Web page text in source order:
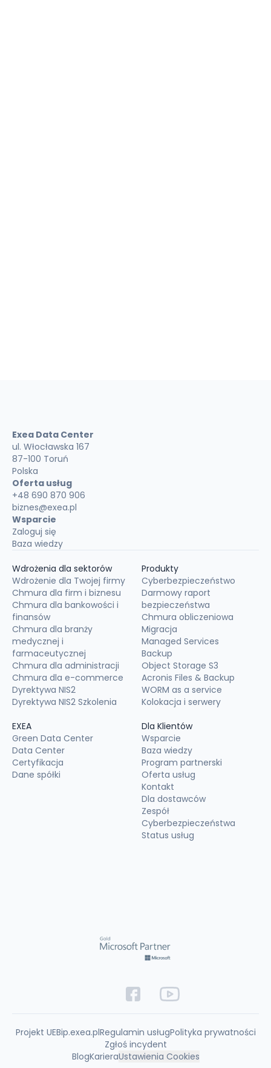
Exea Data Center
ul. Włocławska 167
87-100 Toruń
Polska
Oferta usług
+48 690 870 906
biznes@exea.pl
Wsparcie
Zaloguj się
Baza wiedzy
Wdrożenia dla sektorów
Wdrożenie dla Twojej firmy
Chmura dla firm i biznesu
Chmura dla bankowości i
finansów
Chmura dla branży
medycznej i
farmaceutycznej
Chmura dla administracji
Chmura dla e-commerce
Dyrektywa NIS2
Dyrektywa NIS2 Szkolenia
Produkty
Cyberbezpieczeństwo
Darmowy raport
bezpieczeństwa
Chmura obliczeniowa
Migracja
Managed Services
Backup
Object Storage S3
Acronis Files & Backup
WORM as a service
Kolokacja i serwery
EXEA
Green Data Center
Data Center
Certyfikacja
Dane spółki
Dla Klientów
Wsparcie
Baza wiedzy
Program partnerski
Oferta usług
Kontakt
Dla dostawców
Zespół
Cyberbezpieczeństwa
Status usług
Projekt UEBip.exea.plRegulamin usługPolityka prywatności
Zgłoś incydent
BlogKarieraUstawienia Cookies